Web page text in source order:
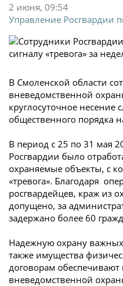
2 июня, 09:54
Управление Росгвардии
В Смоленской области
вневедомственной
круглосуточное несение
общественного порядка
В период с 25 по 31 мая
Росгвардии было
охраняемые объекты, с
«тревога». Благодаря
росгвардейцев, краж из
допущено, за
задержано более 60
Надежную охрану
также имущества
договорам обеспечивают
вневедомственной